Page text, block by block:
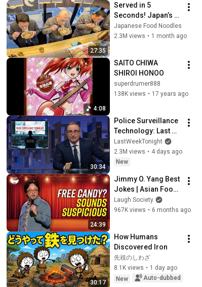
27:35
Served in 5
Seconds! Japan’s
$3 Soba Shop for
Hungry Workers
Japanese Food Noodles
2.3M views • 1 month ago
4:08
SAITO CHIWA
SHIROI HONOO
superdrumer888
138K views • 17 years ago
30:34
Police Surveillance
Technology: Last
Week Tonight with
John Oliver (HBO)
LastWeekTonight
2.3M views • 4 days ago
New
24:39
Jimmy O. Yang Best
Jokes | Asian Food,
Asian Parents &
More!
Laugh Society
967K views • 6 months ago
30:17
How Humans
Discovered Iron
先祖のしわざ
8.1K views • 1 day ago
New
Auto-dubbed